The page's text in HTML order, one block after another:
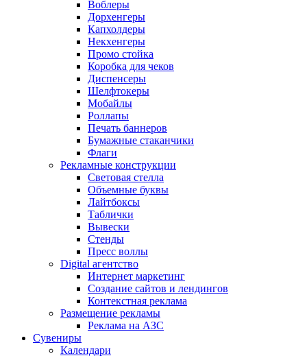
Воблеры
Дорхенгеры
Капхолдеры
Некхенгеры
Промо стойка
Коробка для чеков
Диспенсеры
Шелфтокеры
Мобайлы
Роллапы
Печать баннеров
Бумажные стаканчики
Флаги
Рекламные конструкции
Световая стелла
Объемные буквы
Лайтбоксы
Таблички
Вывески
Стенды
Пресс воллы
Digital агентство
Интернет маркетинг
Создание сайтов и лендингов
Контекстная реклама
Размещение рекламы
Реклама на АЗС
Сувениры
Календари